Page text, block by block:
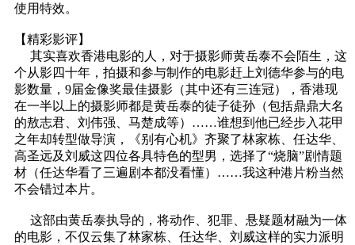
使用特效。
【精彩影评】
其实喜欢香港电影的人，对于摄影师黄岳泰不会陌生，这
个从影四十年，拍摄和参与制作的电影赶上刘德华参与的电
影数量，9届金像奖最佳摄影（其中还有三连冠），香港现
在一半以上的摄影师都是黄岳泰的徒子徒孙（包括鼎鼎大名
的敖志君、刘伟强、马楚成等）……谁想到他已经步入花甲
之年却转型做导演，《别有心机》齐聚了林家栋、任达华、
高圣远及刘威这四位各具特色的型男，选择了“烧脑”剧情题
材（任达华看了三遍剧本都没看懂）……我这种港片粉当然
不会错过本片。
这部由黄岳泰执导的，将动作、犯罪、悬疑题材融为一体
的电影，不仅云集了林家栋、任达华、刘威这样的实力派明